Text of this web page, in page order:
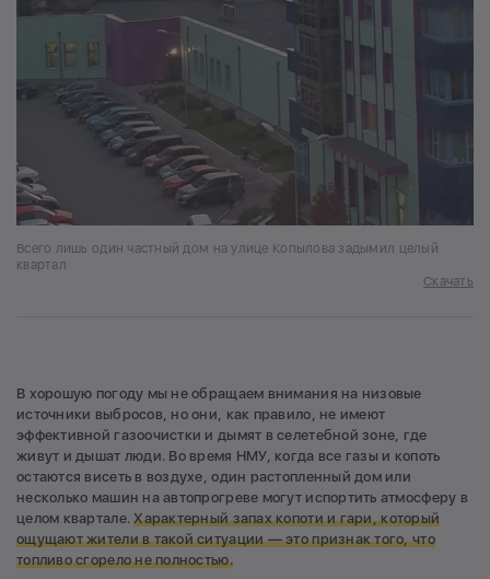
Всего лишь один частный дом на улице Копылова задымил целый
квартал
Скачать
В хорошую погоду мы не обращаем внимания на низовые
источники выбросов, но они, как правило, не имеют
эффективной газоочистки и дымят в селетебной зоне, где
живут и дышат люди. Во время НМУ, когда все газы и копоть
остаются висеть в воздухе, один растопленный дом или
несколько машин на автопрогреве могут испортить атмосферу в
целом квартале.Характерный запах копоти и гари, который
ощущают жители в такой ситуации — это признак того, что
топливо сгорело не полностью.